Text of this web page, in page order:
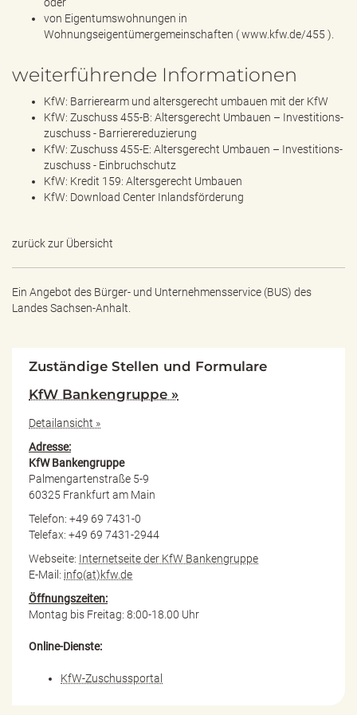
von Eigentumswohnungen in
Wohnungseigentümergemeinschaften (www.kfw.de/455 ).
weiterführende Informationen
KfW: Barrierearm und altersgerecht umbauen mit der KfW
KfW: Zuschuss 455-B: Altersgerecht Umbauen – Investitions­
zuschuss - Barriere­reduzierung
KfW: Zuschuss 455-E: Altersgerecht Umbauen – Investitions­
zuschuss - Einbruchschutz
KfW: Kredit 159: Altersgerecht Umbauen
KfW: Download Center Inlandsförderung
zurück zur Übersicht
Ein Angebot des Bürger- und Unternehmensservice (BUS) des
Landes Sachsen-Anhalt.
Zuständige Stellen und Formulare
KfW Bankengruppe »
Detailansicht »
Adresse:
KfW Bankengruppe
Palmengartenstraße 5-9
60325 Frankfurt am Main
Telefon: +49 69 7431-0
Telefax: +49 69 7431-2944
Webseite: Internetseite der KfW Bankengruppe
E-Mail: info(at)kfw.de
Öffnungszeiten:
Montag bis Freitag: 8:00-18.00 Uhr
Online-Dienste:
KfW-Zuschussportal